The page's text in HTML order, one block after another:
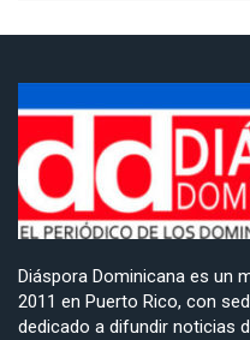
Diáspora Dominicana es un
2011 en Puerto Rico, con
dedicado a difundir noticias